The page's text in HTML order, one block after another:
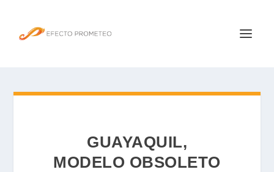
GUAYAQUIL,
MODELO OBSOLETO